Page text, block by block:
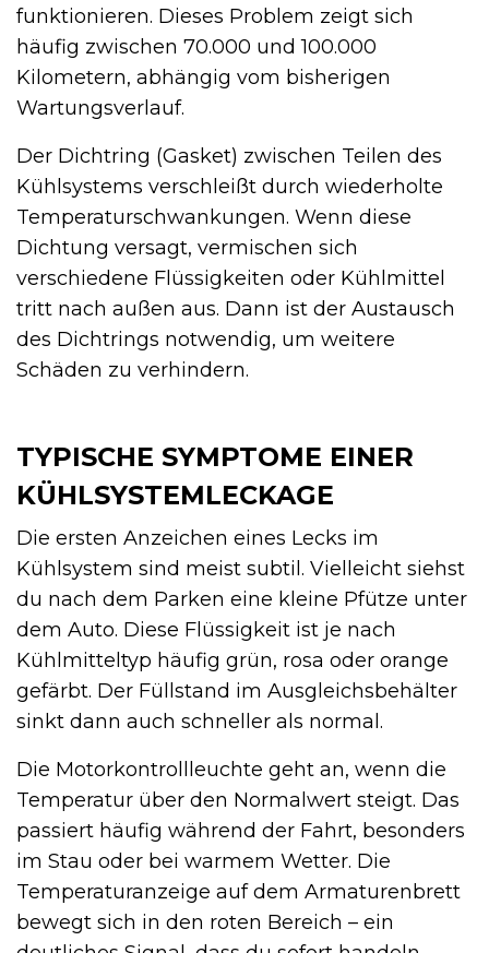
funktionieren. Dieses Problem zeigt sich
häufig zwischen 70.000 und 100.000
Kilometern, abhängig vom bisherigen
Wartungsverlauf.
Der Dichtring (Gasket) zwischen Teilen des
Kühlsystems verschleißt durch wiederholte
Temperaturschwankungen. Wenn diese
Dichtung versagt, vermischen sich
verschiedene Flüssigkeiten oder Kühlmittel
tritt nach außen aus. Dann ist der Austausch
des Dichtrings notwendig, um weitere
Schäden zu verhindern.
TYPISCHE SYMPTOME EINER
KÜHLSYSTEMLECKAGE
Die ersten Anzeichen eines Lecks im
Kühlsystem sind meist subtil. Vielleicht siehst
du nach dem Parken eine kleine Pfütze unter
dem Auto. Diese Flüssigkeit ist je nach
Kühlmitteltyp häufig grün, rosa oder orange
gefärbt. Der Füllstand im Ausgleichsbehälter
sinkt dann auch schneller als normal.
Die Motorkontrollleuchte geht an, wenn die
Temperatur über den Normalwert steigt. Das
passiert häufig während der Fahrt, besonders
im Stau oder bei warmem Wetter. Die
Temperaturanzeige auf dem Armaturenbrett
bewegt sich in den roten Bereich – ein